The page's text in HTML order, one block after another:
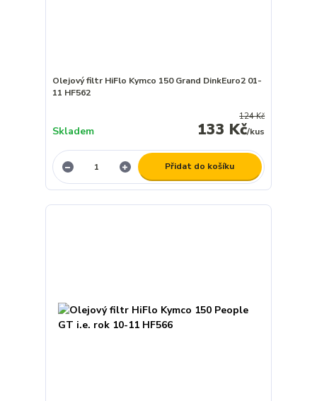
Olejový filtr HiFlo Kymco 150 Grand DinkEuro2 01-
11 HF562
124 Kč
133 Kč/kus
Skladem
Přidat do košíku